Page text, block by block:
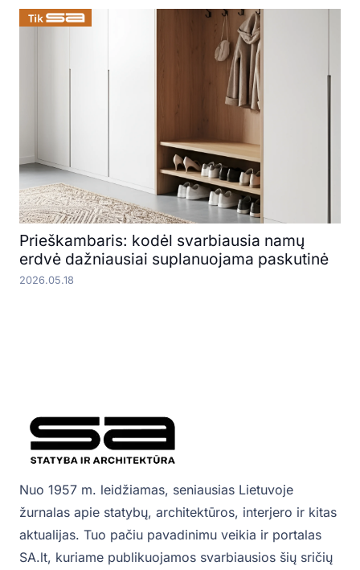
Prieškambaris: kodėl svarbiausia namų
erdvė dažniausiai suplanuojama paskutinė
2026.05.18
Nuo 1957 m. leidžiamas, seniausias Lietuvoje
žurnalas apie statybų, architektūros, interjero ir kitas
aktualijas. Tuo pačiu pavadinimu veikia ir portalas
SA.lt, kuriame publikuojamos svarbiausios šių sričių